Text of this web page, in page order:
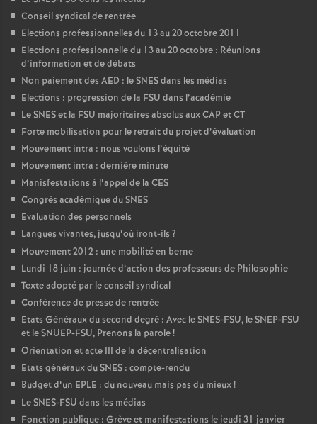
Conseil syndical de rentrée
Elections professionnelles du 13 au 20 octobre 2011
Elections professionnelle du 13 au 20 octobre : Réunions
d’information et de débats
Non paiement des AED : le SNES dans les médias
Elections : progression de la FSU dans l’académie
Le SNES et la FSU majoritaires absolus aux CAP et CT
Forte mobilisation pour le retrait du projet d’évaluation
Mouvement intra : nous voulons l’équité
Mouvement intra : dernière minute
Manisfestations à l’appel de la CES
Congrès académique du SNES
Evaluation des personnels
Langues vivantes, jusqu’où iront-ils ?
Mouvement 2012 : une mobilité en berne
Lundi 18 juin : journée d’action des professeurs de Philosophie
Texte adopté par le conseil syndical
Conférence de presse de rentrée
Etats Généraux du second degré : Avec le SNES-FSU, le SNEP-FSU
et le SNUEP-FSU, Prenons la parole!
Orientation et acte III de la décentralisation
Etats généraux du SNES : compte-rendu
Budget d’un EPLE : du nouveau mais pas du mieux!
Le SNES-FSU dans les médias
Fonction publique : Grève et manifestations le jeudi 31 janvier